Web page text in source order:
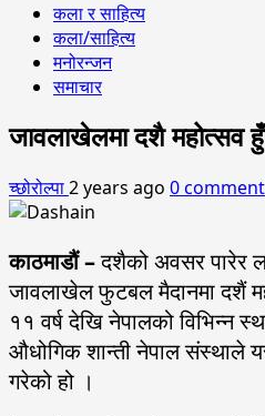
कला र साहित्य
कला/साहित्य
मनोरन्जन
समाचार
जावलाखेलमा दशै महोत्सव
च्छोरोल्पा2 years ago 0
काठमाडौं –दशैको अवसर पारेर
जावलाखेल फुटबल मैदानमा दशैं
११ वर्ष देखि नेपालको विभिन्न
औधोगिक शान्ती नेपाल संस्थाले
गरेको हो ।